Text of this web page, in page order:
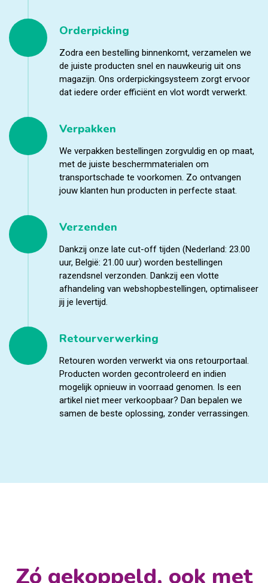
Orderpicking
Zodra een bestelling binnenkomt, verzamelen we
de juiste producten snel en nauwkeurig uit ons
magazijn. Ons orderpickingsysteem zorgt ervoor
dat iedere order efficiënt en vlot wordt verwerkt.
Verpakken
We verpakken bestellingen zorgvuldig en op maat,
met de juiste beschermmaterialen om
transportschade te voorkomen. Zo ontvangen
jouw klanten hun producten in perfecte staat.
Verzenden
Dankzij onze late cut-off tijden (Nederland: 23.00
uur, België: 21.00 uur) worden bestellingen
razendsnel verzonden. Dankzij een vlotte
afhandeling van webshopbestellingen, optimaliseer
jij je levertijd.
Retourverwerking
Retouren worden verwerkt via ons retourportaal.
Producten worden gecontroleerd en indien
mogelijk opnieuw in voorraad genomen. Is een
artikel niet meer verkoopbaar? Dan bepalen we
samen de beste oplossing, zonder verrassingen.
Zó gekoppeld, ook met